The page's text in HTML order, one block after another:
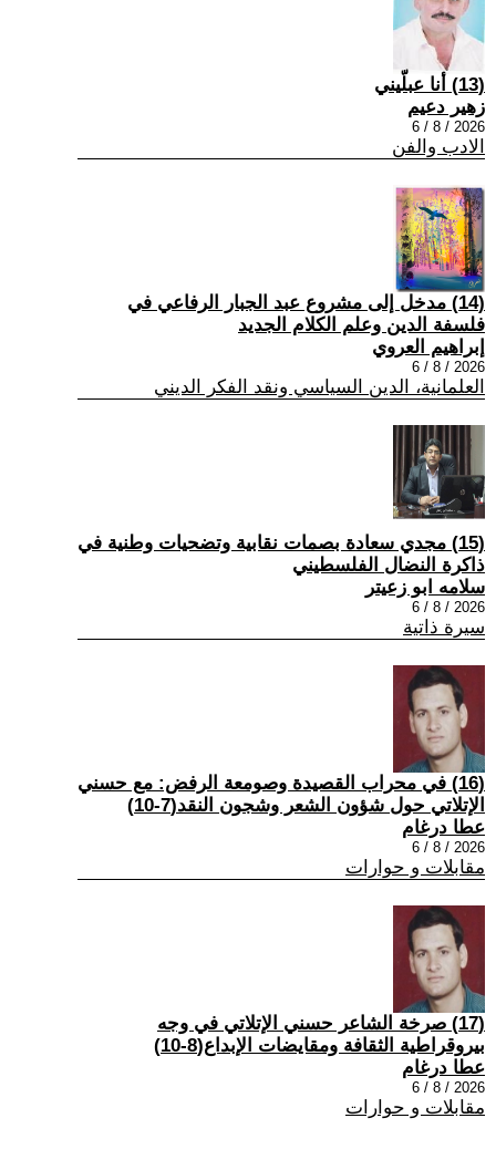
(13) أنا عبلّيني
زهير دعيم
2026 / 8 / 6
الادب والفن
(14) مدخل إلى مشروع عبد الجبار الرفاعي في
فلسفة الدين وعلم الكلام الجديد
إبراهيم العروي
2026 / 8 / 6
العلمانية، الدين السياسي ونقد الفكر الديني
(15) مجدي سعادة بصمات نقابية وتضحيات وطنية في
ذاكرة النضال الفلسطيني
سلامه ابو زعيتر
2026 / 8 / 6
سيرة ذاتية
(16) في محراب القصيدة وصومعة الرفض: مع حسني
الإتلاتي حول شؤون الشعر وشجون النقد(7-10)
عطا درغام
2026 / 8 / 6
مقابلات و حوارات
(17) صرخة الشاعر حسني الإتلاتي في وجه
بيروقراطية الثقافة ومقايضات الإبداع(8-10)
عطا درغام
2026 / 8 / 6
مقابلات و حوارات